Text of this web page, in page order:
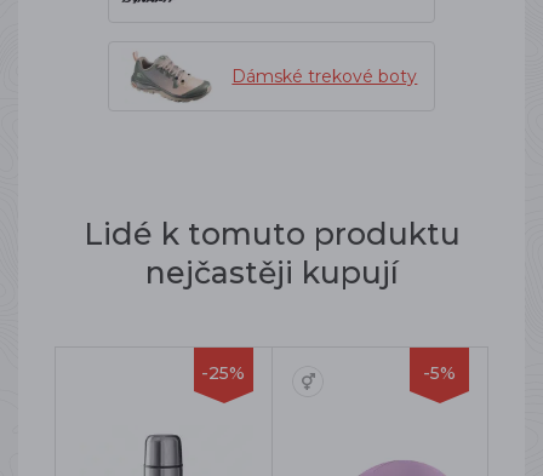
Dámské trekové boty
Lidé k tomuto produktu
nejčastěji kupují
-25% -5%